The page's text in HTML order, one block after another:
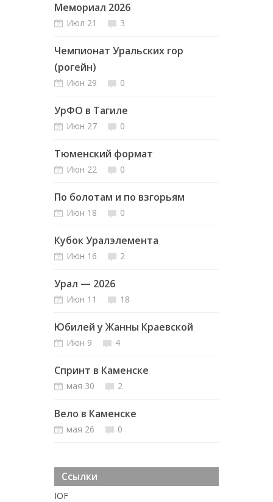
Мемориал 2026
Июл 21 3
Чемпионат Уральских гор
(рогейн)
Июн 29 0
УрФО в Тагиле
Июн 27 0
Тюменский формат
Июн 22 0
По болотам и по взгорьям
Июн 18 0
Кубок Уралэлемента
Июн 16 2
Урал — 2026
Июн 11 18
Юбилей у Жанны Краевской
Июн 9 4
Спринт в Каменске
мая 30 2
Вело в Каменске
мая 26 0
Ссылки
IOF